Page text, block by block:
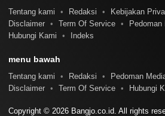
Tentang kami Redaksi Kebijakan
Disclaimer
Term Of Service
Pedoman
Hubungi Kami
Indeks
menu bawah
Tentang kami Redaksi Pedoman
Disclaimer
Term Of Service Hubungi
Copyright © 2026 Bangjo.co.id. All rights